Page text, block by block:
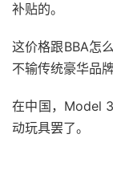
补贴的。
这价格跟BBA怎
不输传统豪华品
在中国，Model
动玩具罢了。